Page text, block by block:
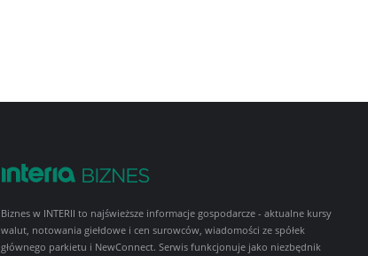
Biznes w INTERII to najświeższe informacje gospodarcze - aktualne kursy
walut, notowania giełdowe i cen surowców, wiadomości ze spółek
głównego parkietu i NewConnect. Serwis funkcjonuje jako niezbędnik